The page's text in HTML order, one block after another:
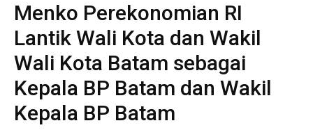
Menko Perekonomian RI
Lantik Wali Kota dan Wakil
Wali Kota Batam sebagai
Kepala BP Batam dan Wakil
Kepala BP Batam